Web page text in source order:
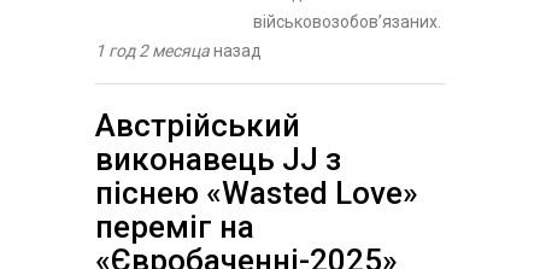
військовозобов’язаних.
1 год 2 месяцаназад
Австрійський
виконавець JJ з
піснею «Wasted Love»
переміг на
«Євробаченні-2025»